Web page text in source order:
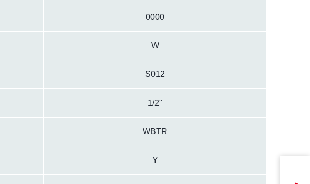
0000
W
S012
1/2"
WBTR
Y